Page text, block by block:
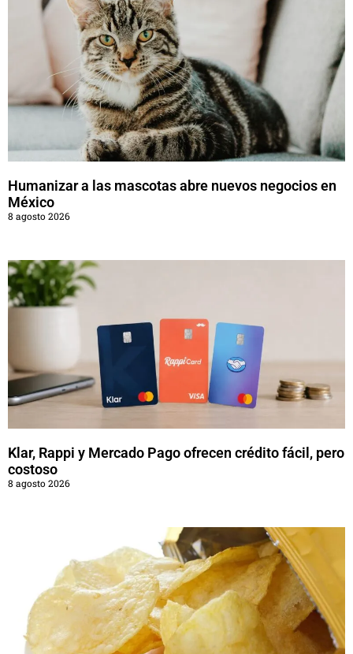
Humanizar a las mascotas abre nuevos negocios en
México
8 agosto 2026
Klar, Rappi y Mercado Pago ofrecen crédito fácil, pero
costoso
8 agosto 2026